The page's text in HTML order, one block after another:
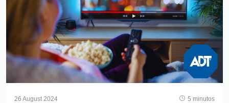
26 August 2024 5 minutos